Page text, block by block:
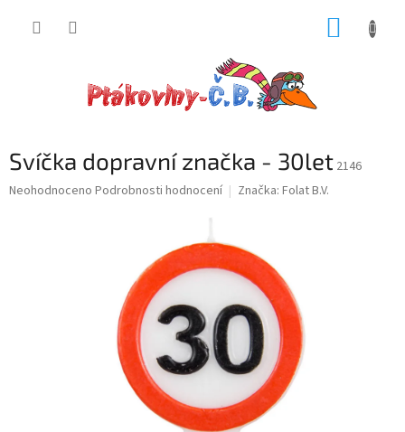
Svíčka dopravní značka - 30let 2146
Průměrné
Neohodnoceno Podrobnosti hodnocení Značka: Folat B.V.